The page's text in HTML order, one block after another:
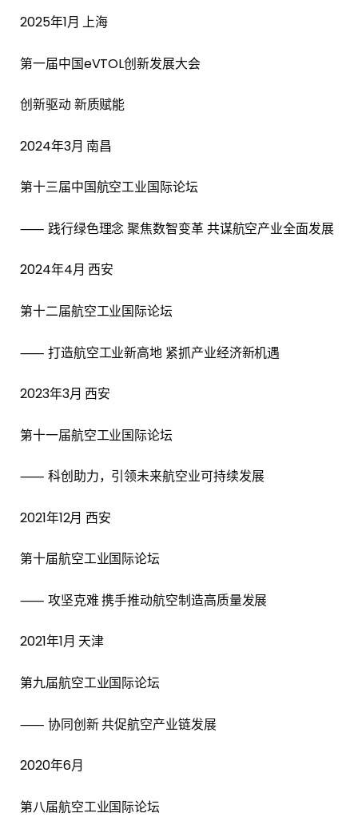
2025年1月 上海
第一届中国eVTOL创新发展大会
创新驱动 新质赋能
2024年3月 南昌
第十三届中国航空工业国际论坛
⸺ 践行绿色理念 聚焦数智变革 共谋航空产业全面发展
2024年4月 西安
第十二届航空工业国际论坛
⸺ 打造航空工业新高地 紧抓产业经济新机遇
2023年3月 西安
第十一届航空工业国际论坛
⸺ 科创助力，引领未来航空业可持续发展
2021年12月 西安
第十届航空工业国际论坛
⸺ 攻坚克难 携手推动航空制造高质量发展
2021年1月 天津
第九届航空工业国际论坛
⸺ 协同创新 共促航空产业链发展
2020年6月
第八届航空工业国际论坛